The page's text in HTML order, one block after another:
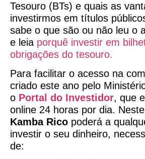
Tesouro (BTs) e quais as
investirmos em títulos
sabe o que são ou não leu o
e leia porquê investir em
obrigações do tesouro.
Para facilitar o acesso na
criado este ano pelo
o Portal do Investidor, que
online 24 horas por dia.
Kamba Rico poderá a
investir o seu dinheiro,
de: